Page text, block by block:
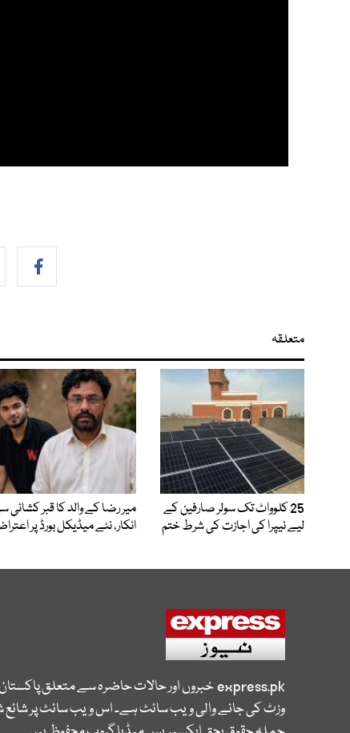
متعلقہ
25 کلوواٹ تک سولر صارفین کے
لیے نیپرا کی اجازت کی شرط ختم
میر رضا کے والد کا قبر کشائی
انکار، نئے میڈیکل بورڈ پر
express.pkخبروں اور حالات حاضرہ سے متعلق
وزٹ کی جانے والی ویب سائٹ ہے۔ اس ویب سائٹ پر شائع